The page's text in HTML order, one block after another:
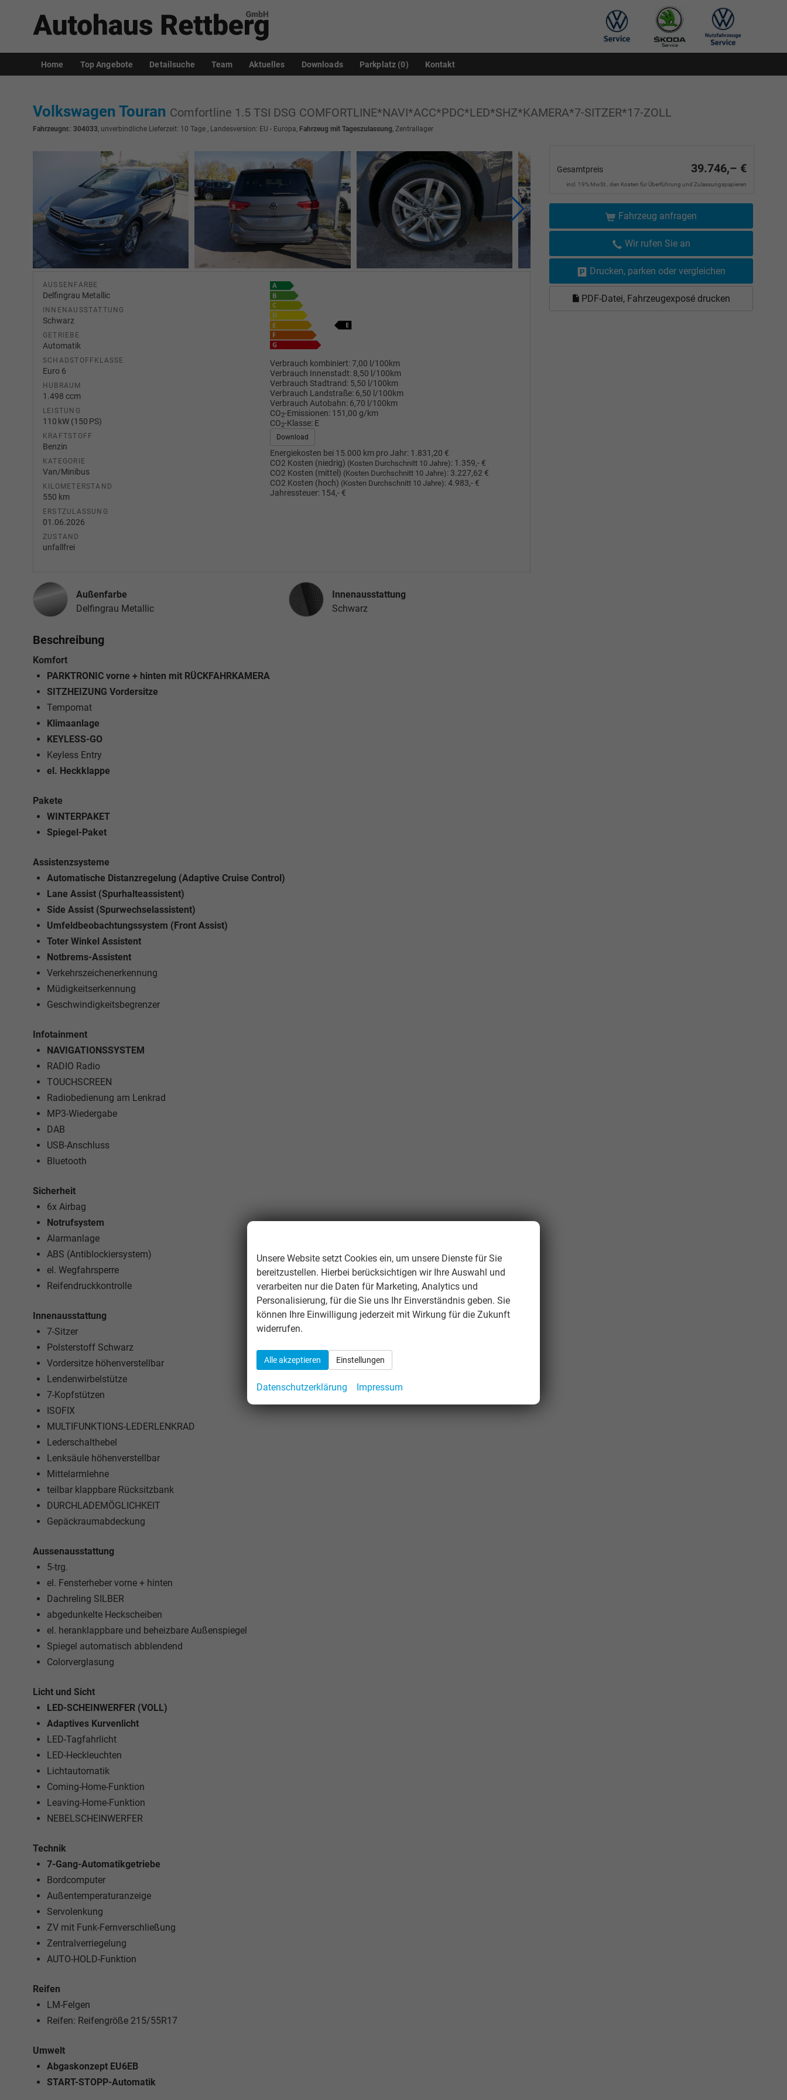
Home Top Angebote Detailsuche Team Aktuelles Downloads Parkplatz (0) Kontakt
Volkswagen Touran Comfortline 1.5 TSI DSG COMFORTLINE*NAVI*ACC*PDC*LED*SHZ*KAMERA*7-SITZER*17-ZOLL
Fahrzeugnr.: 304033, unverbindliche Lieferzeit: 10 Tage , Landesversion: EU - Europa, Fahrzeug mit Tageszulassung, Zentrallager
Gesamtpreis 39.746,– €
incl. 19% MwSt., den Kosten für Überführung und Zulassungspapieren
Fahrzeug anfragen
Wir rufen Sie an
Drucken, parken oder vergleichen
PDF-Datei, Fahrzeugexposé drucken
AUSSENFARBE
Delfingrau Metallic
INNENAUSSTATTUNG
Schwarz
GETRIEBE
Automatik
SCHADSTOFFKLASSE
Euro 6
HUBRAUM
1.498 ccm
LEISTUNG
110 kW (150 PS)
KRAFTSTOFF
Benzin
KATEGORIE
Van/Minibus
KILOMETERSTAND
550 km
ERSTZULASSUNG
01.06.2026
ZUSTAND
unfallfrei
Verbrauch kombiniert:7,00 l/100km
Verbrauch Innenstadt: 8,50 l/100km
Verbrauch Stadtrand: 5,50 l/100km
Verbrauch Landstraße: 6,50 l/100km
Verbrauch Autobahn: 6,70 l/100km
CO2-Emissionen: 151,00 g/km
CO2-Klasse: E
Download
Energiekosten bei 15.000 km pro Jahr: 1.831,20 €
CO2 Kosten (niedrig) (Kosten Durchschnitt 10 Jahre): 1.359,- €
CO2 Kosten (mittel) (Kosten Durchschnitt 10 Jahre): 3.227,62 €
CO2 Kosten (hoch) (Kosten Durchschnitt 10 Jahre):4.983,- €
Jahressteuer: 154,- €
Außenfarbe
Delfingrau Metallic
Innenausstattung
Innenausstattung
Schwarz
Beschreibung
Komfort
PARKTRONIC vorne + hinten mit RÜCKFAHRKAMERA
SITZHEIZUNG Vordersitze
Tempomat
Klimaanlage
KEYLESS-GO
Keyless Entry
el. Heckklappe
Pakete
WINTERPAKET
Spiegel-Paket
Assistenzsysteme
Automatische Distanzregelung (Adaptive Cruise Control)
Lane Assist (Spurhalteassistent)
Side Assist (Spurwechselassistent)
Umfeldbeobachtungssystem (Front Assist)
Toter Winkel Assistent
Notbrems-Assistent
Verkehrszeichenerkennung
Müdigkeitserkennung
Geschwindigkeitsbegrenzer
Infotainment
NAVIGATIONSSYSTEM
RADIO Radio
TOUCHSCREEN
Radiobedienung am Lenkrad
MP3-Wiedergabe
DAB
USB-Anschluss
Bluetooth
Sicherheit
6x Airbag
Notrufsystem
Alarmanlage
ABS (Antiblockiersystem)
el. Wegfahrsperre
Reifendruckkontrolle
Innenausstattung
7-Sitzer
Polsterstoff Schwarz
Vordersitze höhenverstellbar
Lendenwirbelstütze
7-Kopfstützen
ISOFIX
MULTIFUNKTIONS-LEDERLENKRAD
Lederschalthebel
Lenksäule höhenverstellbar
Mittelarmlehne
teilbar klappbare Rücksitzbank
DURCHLADEMÖGLICHKEIT
Gepäckraumabdeckung
Aussenausstattung
5-trg.
el. Fensterheber vorne + hinten
Dachreling SILBER
abgedunkelte Heckscheiben
el. heranklappbare und beheizbare Außenspiegel
Spiegel automatisch abblendend
Colorverglasung
Licht und Sicht
LED-SCHEINWERFER (VOLL)
Adaptives Kurvenlicht
LED-Tagfahrlicht
LED-Heckleuchten
Lichtautomatik
Coming-Home-Funktion
Leaving-Home-Funktion
NEBELSCHEINWERFER
Technik
7-Gang-Automatikgetriebe
Bordcomputer
Außentemperaturanzeige
Servolenkung
ZV mit Funk-Fernverschließung
Zentralverriegelung
AUTO-HOLD-Funktion
Reifen
LM-Felgen
Reifen: Reifengröße 215/55R17
Umwelt
Abgaskonzept EU6EB
START-STOPP-Automatik
Unsere Website setzt Cookies ein, um unsere Dienste für Sie
bereitzustellen. Hierbei berücksichtigen wir Ihre Auswahl und
verarbeiten nur die Daten für Marketing, Analytics und
Personalisierung, für die Sie uns Ihr Einverständnis geben. Sie
können Ihre Einwilligung jederzeit mit Wirkung für die Zukunft
widerrufen.
Alle akzeptieren Einstellungen
Datenschutzerklärung Impressum